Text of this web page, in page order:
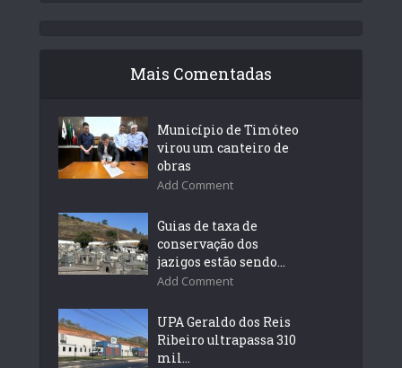
Mais Comentadas
Município de Timóteo
virou um canteiro de
obras
Add Comment
Guias de taxa de
conservação dos
jazigos estão sendo...
Add Comment
UPA Geraldo dos Reis
Ribeiro ultrapassa 310
mil...